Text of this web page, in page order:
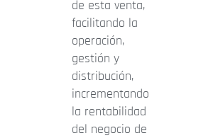
de esta venta,
facilitando la
operación,
gestión y
distribución,
incrementando
la rentabilidad
del negocio de